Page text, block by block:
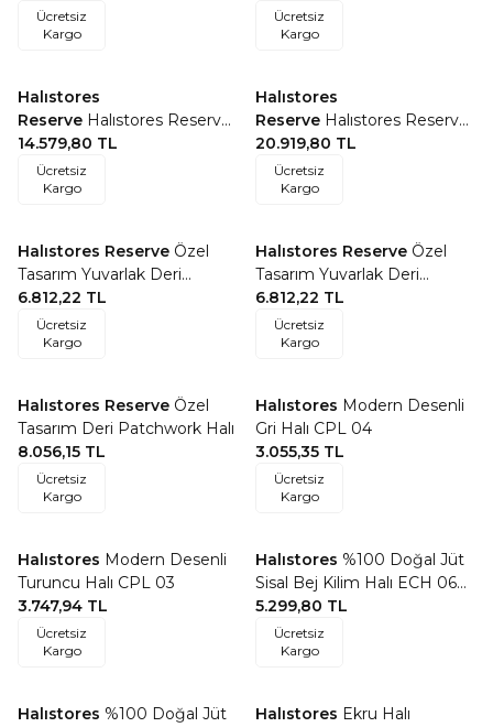
Ücretsiz
Kargo
Ücretsiz
Kargo
Favorilere Ekle
Halıstores
Reserve Halıstores Reserve
Renkli Kareler Halı Q534A
14.579,80 TL
Ücretsiz
Kargo
Favorilere Ekle
Halıstores
Reserve Halıstores Reserve
Çerçeveli Tasarım Halı
Q495E
20.919,80 TL
Ücretsiz
Kargo
Favorilere Ekle
Halıstores Reserve Özel
Tasarım Yuvarlak Deri
Patchwork Halı Kahve
6.812,22 TL
Ücretsiz
Kargo
Favorilere Ekle
Halıstores Reserve Özel
Tasarım Yuvarlak Deri
Patchwork Halı
6.812,22 TL
Ücretsiz
Kargo
Favorilere Ekle
Halıstores Reserve Özel
Tasarım Deri Patchwork Halı
8.056,15 TL
Ücretsiz
Kargo
Favorilere Ekle
Halıstores Modern Desenli
Gri Halı CPL 04
3.055,35 TL
Ücretsiz
Kargo
Favorilere Ekle
Halıstores Modern Desenli
Turuncu Halı CPL 03
3.747,94 TL
Ücretsiz
Kargo
Favorilere Ekle
Halıstores %100 Doğal Jüt
Sisal Bej Kilim Halı ECH 06
Natural
5.299,80 TL
Ücretsiz
Kargo
Halıstores %100 Doğal Jüt
Halıstores Ekru Halı